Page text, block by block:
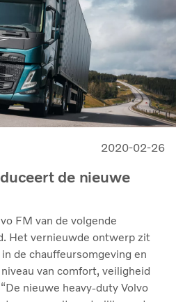
2020-02-26
de nieuwe
FM van de volgende
Het vernieuwde ontwerp zit
de chauffeursomgeving en
van comfort, veiligheid
nieuwe heavy-duty Volvo